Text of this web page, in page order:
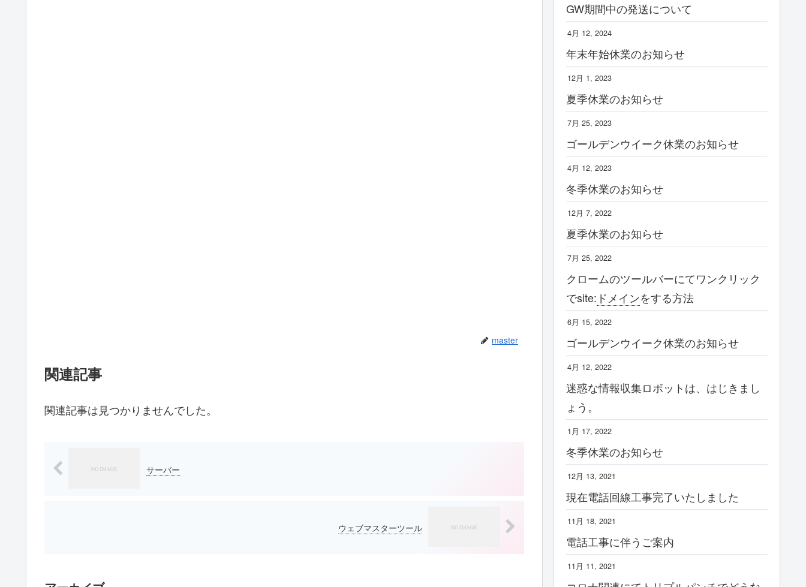
master
関連記事
関連記事は見つかりませんでした。
サーバー
ウェブマスターツール
GW期間中の発送について
4月 12, 2024
年末年始休業のお知らせ
12月 1, 2023
夏季休業のお知らせ
7月 25, 2023
ゴールデンウイーク休業のお知らせ
4月 12, 2023
冬季休業のお知らせ
12月 7, 2022
夏季休業のお知らせ
7月 25, 2022
クロームのツールバーにてワンクリック
でsite: ドメインをする方法
6月 15, 2022
ゴールデンウイーク休業のお知らせ
4月 12, 2022
迷惑な情報収集ロボットは、はじきまし
ょう。
1月 17, 2022
冬季休業のお知らせ
12月 13, 2021
現在電話回線工事完了いたしました
11月 18, 2021
電話工事に伴うご案内
11月 11, 2021